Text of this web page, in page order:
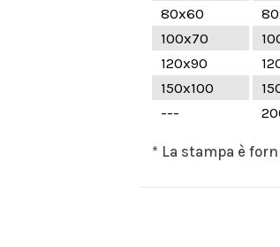
80x60
100x70
120x90
150x100
---
* La stampa è